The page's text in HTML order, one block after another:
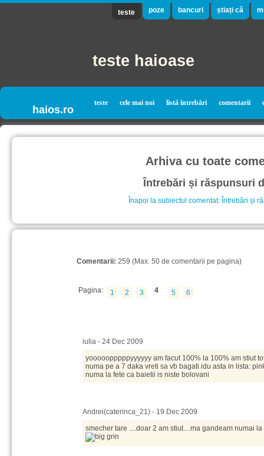
teste poze bancuri știați că
teste haioase
haios.ro
teste cele mai noi listă întrebări comentarii
Arhiva cu toate
Întrebări și răspunsuri
Înapoi la subiectul comentat: Întrebări și
Comentarii: 259 (Max. 50 de comentarii pe pagina)
Pagina: 1 2 3 4 5 6
iulia - 24 Dec 2009
yooooopppppyyyyyy am facut 100% la 100% am stiut
numa pe a 7 daka vreti sa vb bagati idu asta in lista:
numa la fete ca baietii is niste bolovani
Andrei(caterinca_21) - 19 Dec 2009
smecher tare ....doar 2 am stiut....ma gandeam numai